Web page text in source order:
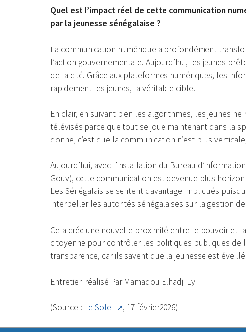
Quel est l’impact réel de cette communication
par la jeunesse sénégalaise ?
La communication numérique a profondément
l’action gouvernementale. Aujourd’hui, les jeunes
de la cité. Grâce aux plateformes numériques, les
rapidement les jeunes, la véritable cible.
En clair, en suivant bien les algorithmes, les jeunes
télévisés parce que tout se joue maintenant dans la
donne, c’est que la communication n’est plus
Aujourd’hui, avec l’installation du Bureau
Gouv), cette communication est devenue plus
Les Sénégalais se sentent davantage impliqués
interpeller les autorités sénégalaises sur la gestion
Cela crée une nouvelle proximité entre le pouvoir et
citoyenne pour contrôler les politiques publiques de
transparence, car ils savent que la jeunesse est
Entretien réalisé Par Mamadou Elhadji Ly
(Source : Le Soleil , 17 février2026)